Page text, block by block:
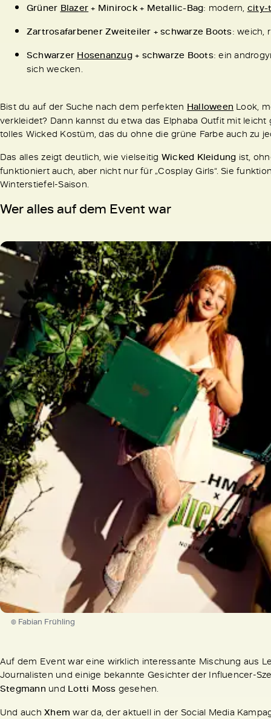
Grüner Blazer+ Minirock + Metallic-Bag: modern, city-
Zartrosafarbener Zweiteiler + schwarze Boots: weich,
Schwarzer Hosenanzug+ schwarze Boots: ein
sich wecken.
Bist du auf der Suche nach dem perfekten Halloween Look,
verkleidet? Dann kannst du etwa das Elphaba Outfit mit
tolles Wicked Kostüm, das du ohne die grüne Farbe auch zu
Das alles zeigt deutlich, wie vielseitig Wicked Kleidung ist,
funktioniert auch, aber nicht nur für „Cosplay Girls“. Sie
Winterstiefel-Saison.
Wer alles auf dem Event war
© Fabian Frühling
Auf dem Event war eine wirklich interessante Mischung aus
Journalisten und einige bekannte Gesichter der Influencer-
Stegmann und Lotti Moss gesehen.
Und auchXhem war da, der aktuell in der Social Media